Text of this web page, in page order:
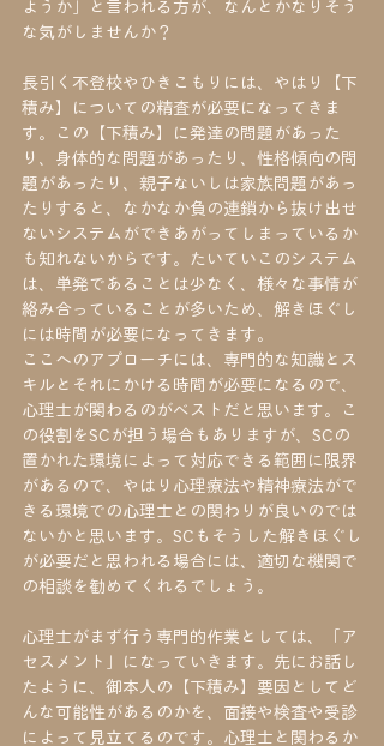
ようか」と言われる方が、なんとかなりそう
な気がしませんか？
長引く不登校やひきこもりには、やはり【下
積み】についての精査が必要になってきま
す。この【下積み】に発達の問題があった
り、身体的な問題があったり、性格傾向の問
題があったり、親子ないしは家族問題があっ
たりすると、なかなか負の連鎖から抜け出せ
ないシステムができあがってしまっているか
も知れないからです。たいていこのシステム
は、単発であることは少なく、様々な事情が
絡み合っていることが多いため、解きほぐし
には時間が必要になってきます。
ここへのアプローチには、専門的な知識とス
キルとそれにかける時間が必要になるので、
心理士が関わるのがベストだと思います。こ
の役割をSCが担う場合もありますが、SCの
置かれた環境によって対応できる範囲に限界
があるので、やはり心理療法や精神療法がで
きる環境での心理士との関わりが良いのでは
ないかと思います。SCもそうした解きほぐし
が必要だと思われる場合には、適切な機関で
の相談を勧めてくれるでしょう。
心理士がまず行う専門的作業としては、「ア
セスメント」になっていきます。先にお話し
たように、御本人の【下積み】要因としてど
んな可能性があるのかを、面接や検査や受診
によって見立てるのです。心理士と関わるか